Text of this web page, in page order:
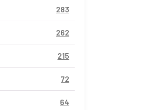
283
262
215
72
64